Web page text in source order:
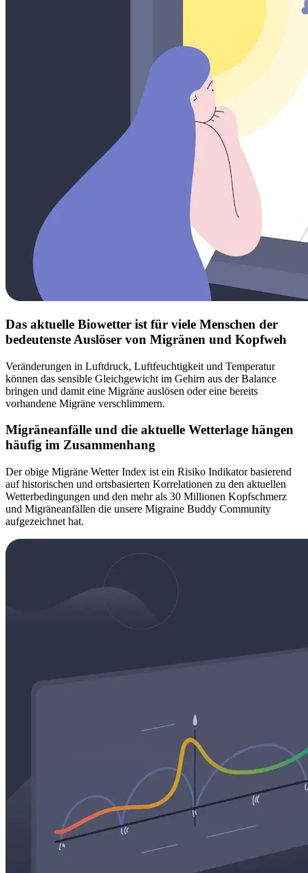
Das aktuelle Biowetter ist für viele Menschen der
bedeutenste Auslöser von Migränen und Kopfweh
Veränderungen in Luftdruck, Luftfeuchtigkeit und Temperatur
können das sensible Gleichgewicht im Gehirn aus der Balance
bringen und damit eine Migräne auslösen oder eine bereits
vorhandene Migräne verschlimmern.
Migräneanfälle und die aktuelle Wetterlage hängen
häufig im Zusammenhang
Der obige Migräne Wetter Index ist ein Risiko Indikator basierend
auf historischen und ortsbasierten Korrelationen zu den aktuellen
Wetterbedingungen und den mehr als 30 Millionen Kopfschmerz
und Migräneanfällen die unsere Migraine Buddy Community
aufgezeichnet hat.